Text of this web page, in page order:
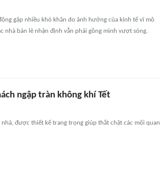
gặp nhiều khó khăn do ảnh hưởng của kinh tế vĩ mô
nhà bán lẻ nhận định vẫn phải gồng mình vượt sóng.
ngập tràn không khí Tết
được thiết kế trang trọng giúp thắt chặt các mối quan